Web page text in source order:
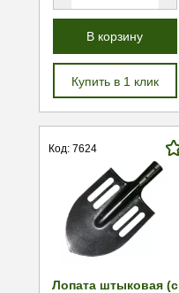
В корзину
Купить в 1 клик
Код: 7624
Лопата штыковая (с